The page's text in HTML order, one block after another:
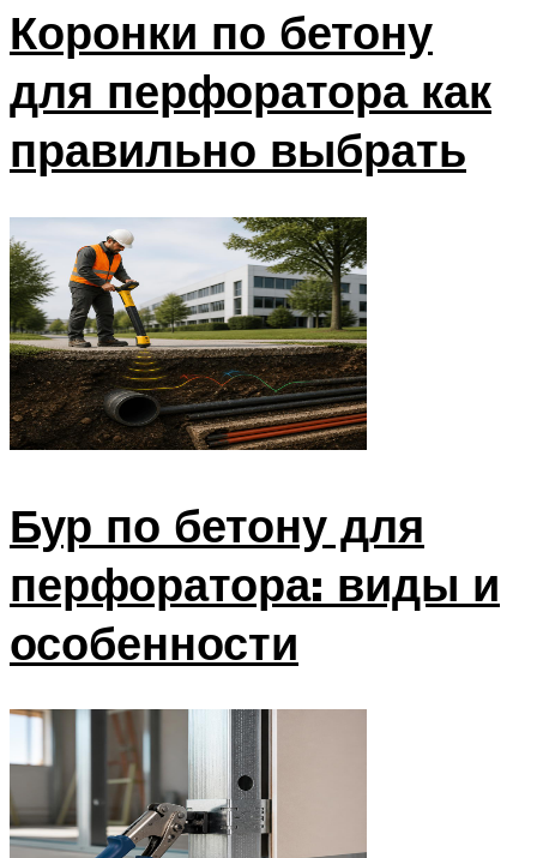
Коронки по бетону
для перфоратора как
правильно выбрать
Бур по бетону для
перфоратора: виды и
особенности